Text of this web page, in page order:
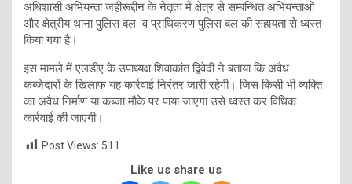
अधिशासी अभियन्ता जहीरूद्दीन के नेतृत्‍व में क्षेत्र से सम्बन्धित अभियन्ताओं
और क्षेत्रीय थाना पुलिस बल व प्राधिकरण पुलिस बल की सहायता से ध्वस्त
किया गया है।
इस मामले में एलडीए के उपाध्‍यक्ष शिवाकांत द्विवेदी ने बताया कि अवैध
कब्‍जेदारों के खिलाफ यह कार्रवाई निरंतर जारी रहेगी। जिस किसी भी व्‍यक्ति
का अवैध निर्माण या कब्‍जा मौके पर पाया जाएगा उसे ध्‍वस्‍त कर विधिक
कार्रवाई की जाएगी।
Post Views: 511
Like us share us